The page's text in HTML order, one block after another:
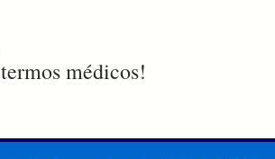
termos médicos!